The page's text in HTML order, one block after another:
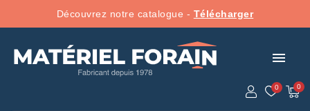
Découvrez notre catalogue - Télécharger
menu